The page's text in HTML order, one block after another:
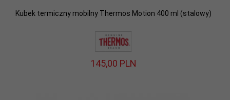
Kubek termiczny mobilny Thermos Motion 400 ml (stalowy)
145,00 PLN